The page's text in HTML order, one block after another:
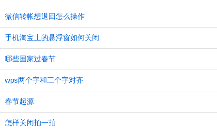
微信转帐想退回怎么操作
手机淘宝上的悬浮窗如何关闭
哪些国家过春节
wps两个字和三个字对齐
春节起源
怎样关闭拍一拍